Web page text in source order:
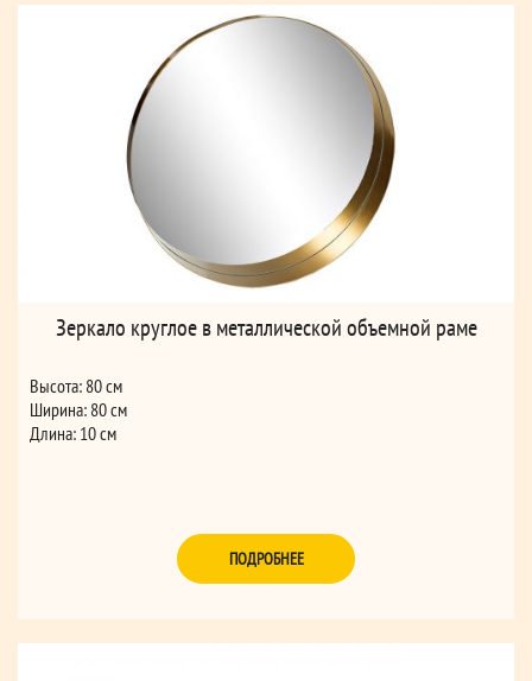
Зеркало круглое в металлической объемной раме
Высота: 80 см
Ширина: 80 см
Длина: 10 см
ПОДРОБНЕЕ